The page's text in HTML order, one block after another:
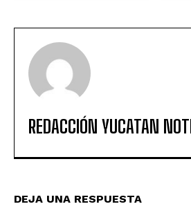
REDACCIÓN YUCATAN
DEJA UNA RESPUESTA